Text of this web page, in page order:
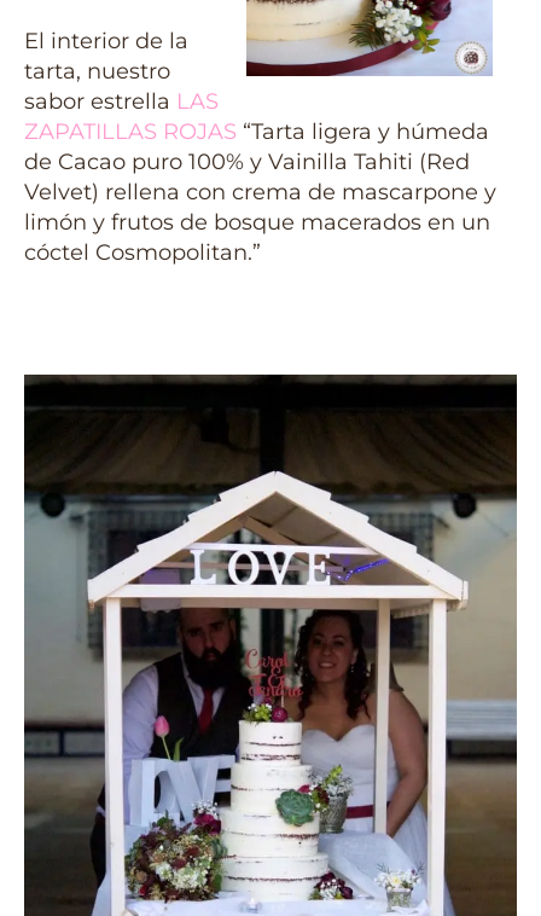
El interior de la
tarta, nuestro
sabor estrella LAS
ZAPATILLAS ROJAS “Tarta ligera y húmeda
de Cacao puro 100% y Vainilla Tahiti (Red
Velvet) rellena con crema de mascarpone y
limón y frutos de bosque macerados en un
cóctel Cosmopolitan.”